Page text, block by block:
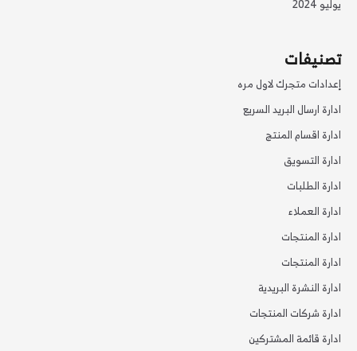
يوليو 2024
تصنيفات
إعدادات متجرك لاول مره
ادارة ارسال البريد السريع
ادارة اقسام المنتج
ادارة التسويق
ادارة الطلبات
ادارة العملاء
ادارة المنتجات
ادارة المنتجات
ادارة النشرة البريدية
ادارة شركات المنتجات
ادارة قائمة المشتركين